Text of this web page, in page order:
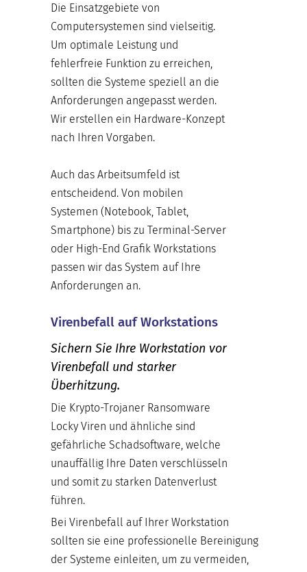
Die Einsatzgebiete von
Computersystemen sind vielseitig.
Um optimale Leistung und
fehlerfreie Funktion zu erreichen,
sollten die Systeme speziell an die
Anforderungen angepasst werden.
Wir erstellen ein Hardware-Konzept
nach Ihren Vorgaben.
Auch das Arbeitsumfeld ist
entscheidend. Von mobilen
Systemen (Notebook, Tablet,
Smartphone) bis zu Terminal-Server
oder High-End Grafik Workstations
passen wir das System auf Ihre
Anforderungen an.
Virenbefall auf Workstations
Sichern Sie Ihre Workstation vor
Virenbefall und starker
Überhitzung.
Die Krypto-Trojaner Ransomware
Locky Viren und ähnliche sind
gefährliche Schadsoftware, welche
unauffällig Ihre Daten verschlüsseln
und somit zu starken Datenverlust
führen.
Bei Virenbefall auf Ihrer Workstation
sollten sie eine professionelle Bereinigung
der Systeme einleiten, um zu vermeiden,